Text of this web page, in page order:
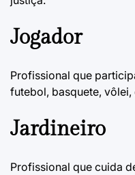
Jogador
Profissional que
futebol, basquete, vôlei,
Jardineiro
Profissional que cuida